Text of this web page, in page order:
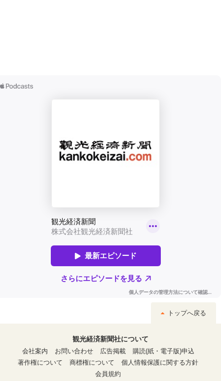
トップへ戻る
観光経済新聞社について
会社案内
お問い合わせ 広告掲載
購読(紙・電子版)申込
著作権について
商標権について
個人情報保護に関する方針
会員規約